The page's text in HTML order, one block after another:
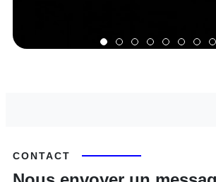
CONTACT